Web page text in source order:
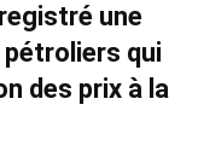
une
qui
des prix à la